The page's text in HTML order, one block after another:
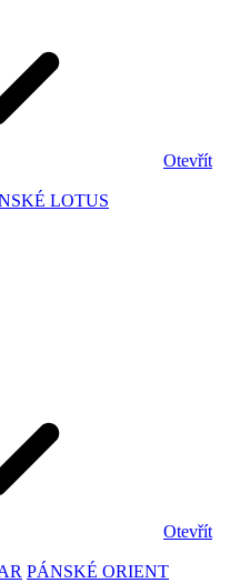
Otevřít
LOTUS
Otevřít
PÁNSKÉ ORIENT